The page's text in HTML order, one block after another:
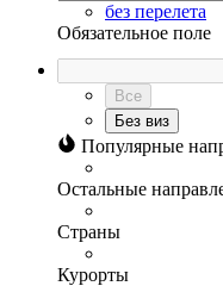
без перелета
Обязательное поле
Все
Без виз
Популярные
Остальные
Страны
Курорты